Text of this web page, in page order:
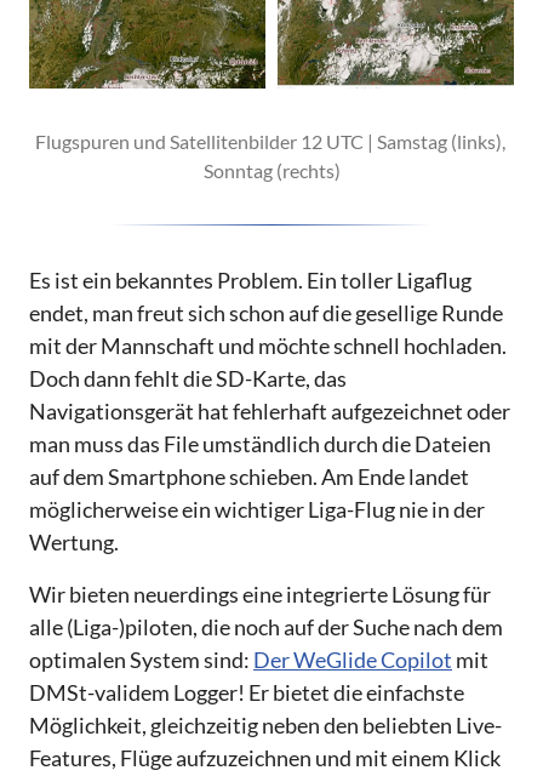
Flugspuren und Satellitenbilder 12 UTC | Samstag (links),
Sonntag (rechts)
Es ist ein bekanntes Problem. Ein toller Ligaflug
endet, man freut sich schon auf die gesellige Runde
mit der Mannschaft und möchte schnell hochladen.
Doch dann fehlt die SD-Karte, das
Navigationsgerät hat fehlerhaft aufgezeichnet oder
man muss das File umständlich durch die Dateien
auf dem Smartphone schieben. Am Ende landet
möglicherweise ein wichtiger Liga-Flug nie in der
Wertung.
Wir bieten neuerdings eine integrierte Lösung für
alle (Liga-)piloten, die noch auf der Suche nach dem
optimalen System sind: Der WeGlide Copilot mit
DMSt-validem Logger! Er bietet die einfachste
Möglichkeit, gleichzeitig neben den beliebten Live-
Features, Flüge aufzuzeichnen und mit einem Klick